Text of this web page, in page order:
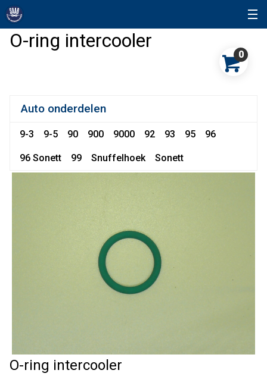
O-ring intercooler
0
Auto onderdelen
9-3 9-5 90 900 9000 92 93 95 96
96 Sonett 99 Snuffelhoek Sonett
O-ring intercooler